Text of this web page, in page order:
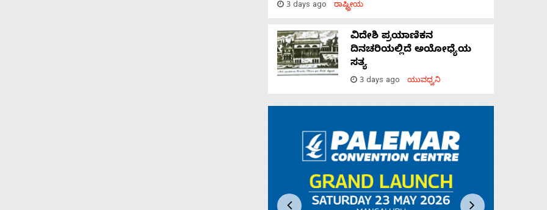
3 days ago ರಾಷ್ಟ್ರೀಯ
ವಿದೇಶಿ ಪ್ರಯಾಣಿಕನ
ದಿನಚರಿಯಲ್ಲಿದೆ ಅಯೋಧ್ಯೆಯ
ಸತ್ಯ
3 days ago ಯುವಧ್ವನಿ